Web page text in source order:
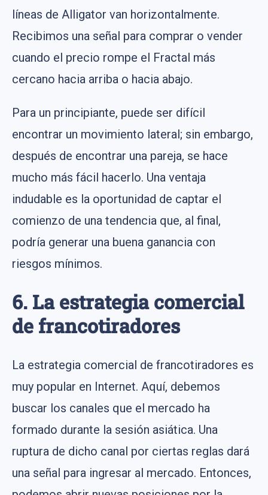
líneas de Alligator van horizontalmente.
Recibimos una señal para comprar o vender
cuando el precio rompe el Fractal más
cercano hacia arriba o hacia abajo.
Para un principiante, puede ser difícil
encontrar un movimiento lateral; sin embargo,
después de encontrar una pareja, se hace
mucho más fácil hacerlo. Una ventaja
indudable es la oportunidad de captar el
comienzo de una tendencia que, al final,
podría generar una buena ganancia con
riesgos mínimos.
6. La estrategia comercial
de francotiradores
La estrategia comercial de francotiradores es
muy popular en Internet. Aquí, debemos
buscar los canales que el mercado ha
formado durante la sesión asiática. Una
ruptura de dicho canal por ciertas reglas dará
una señal para ingresar al mercado. Entonces,